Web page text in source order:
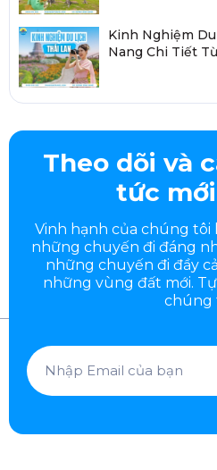
Kinh Nghiệm
Nang Chi Tiết
Theo dõi và
tức
Vinh hạnh của chúng tôi
những chuyến đi đáng
những chuyến đi đầy
những vùng đất mới.
chúng